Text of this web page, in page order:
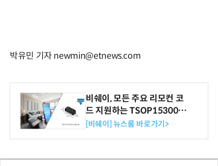
박유민 기자 newmin@etnews.com
비쉐이, 모든 주요 리모컨 코
드 지원하는 TSOP15300 시
리즈 IR 수신기 출시
[비쉐이] 뉴스룸 바로가기>